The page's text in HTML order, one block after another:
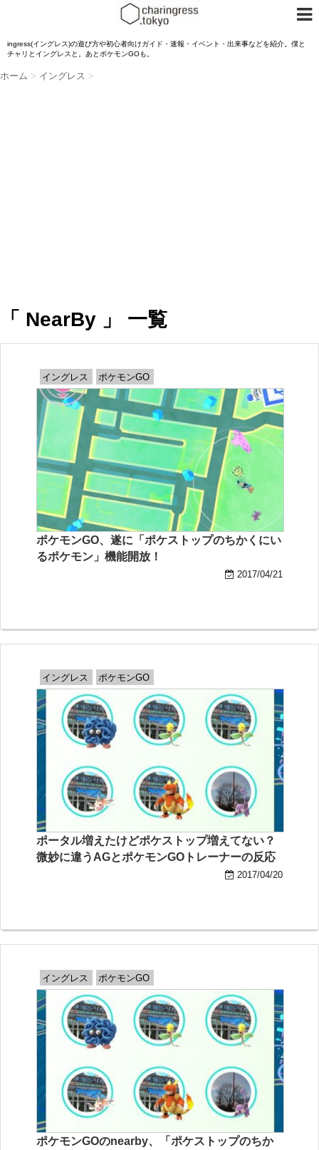
ingress(イングレス)の遊び方や初心者向けガイド・速報・イベント・出来事などを紹介。僕と
チャリとイングレスと。あとポケモンGOも。
ホーム > イングレス >
「 NearBy 」 一覧
イングレス ポケモンGO
ポケモンGO、遂に「ポケストップのちかくにい
るポケモン」機能開放！
2017/04/21
イングレス ポケモンGO
ポータル増えたけどポケストップ増えてない？
微妙に違うAGとポケモンGOトレーナーの反応
2017/04/20
イングレス ポケモンGO
ポケモンGOのnearby、「ポケストップのちか